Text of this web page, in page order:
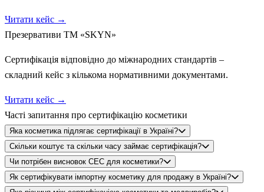
Читати кейс →
Презервативи ТМ «SKYN»
Сертифікація відповідно до міжнародних стандартів –
складний кейс з кількома нормативними документами.
Читати кейс →
Часті запитання про сертифікацію косметики
Яка косметика підлягає сертифікації в Україні?
Вся косметична продукція, що реалізується на території
України, підлягає оцінці відповідності: засоби по догляду за
Скільки коштує та скільки часу займає сертифікація?
Вартість залежить від кількості найменувань, типу продукції
Чи потрібен висновок СЕС для косметики?
Як сертифікувати імпортну косметику для продажу в Україні?